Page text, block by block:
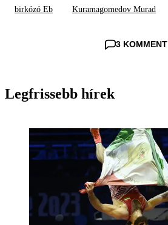
birkózó Eb Kuramagomedov Murad
3 KOMMENT
Legfrissebb hírek